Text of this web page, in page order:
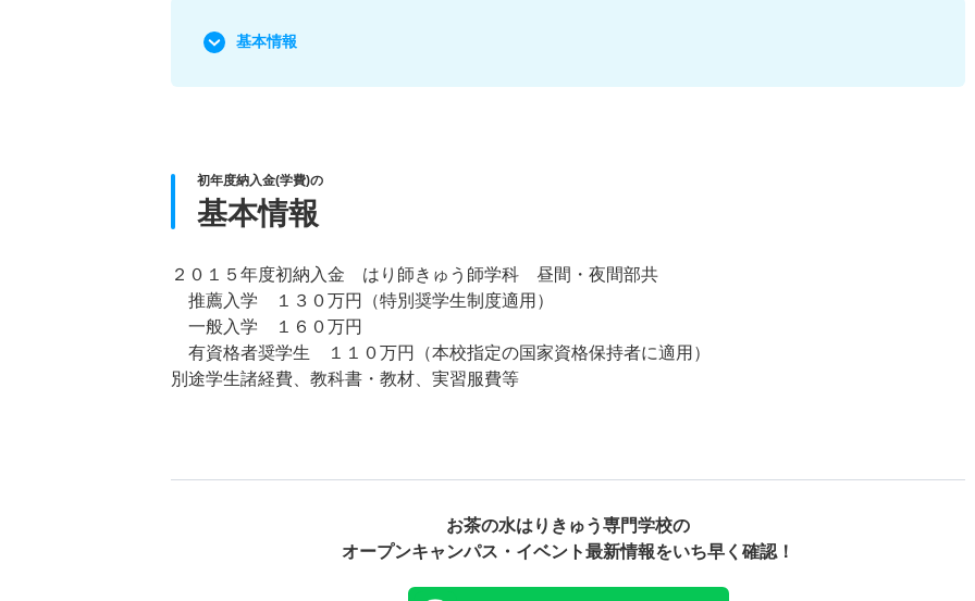
基本情報
初年度納入金(学費)の
基本情報
２０１５年度初納入金 はり師きゅう師学科 昼間・夜間部共
推薦入学 １３０万円（特別奨学生制度適用）
一般入学 １６０万円
有資格者奨学生 １１０万円（本校指定の国家資格保持者に適用）
別途学生諸経費、教科書・教材、実習服費等
お茶の水はりきゅう専門学校の
オープンキャンパス・ イベント最新情報をいち早く確認！